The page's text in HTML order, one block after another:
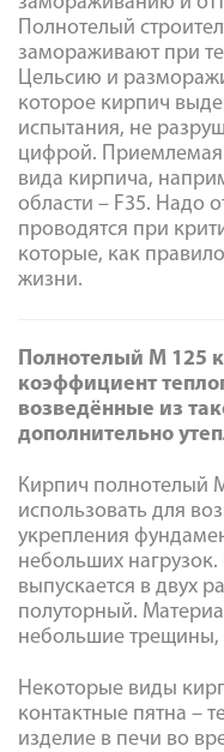
Полнотелый
замораживают при
Цельсию и
которое кирпич
испытания, не
цифрой. Приемлемая
вида кирпича,
области – F35. Надо
проводятся при
которые, как
жизни.
Полнотелый М 125
коэффициент
возведённые из
дополнительно
Кирпич полнотелый
использовать для
укрепления
небольших
выпускается в двух
полуторный.
небольшие трещины,
Некоторые виды
контактные пятна –
изделие в печи во